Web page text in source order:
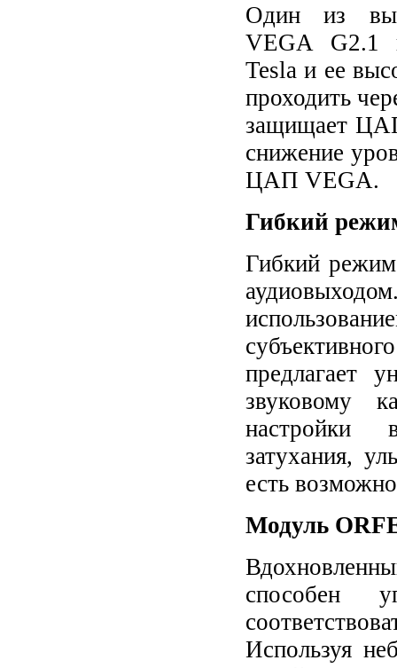
Один из
VEGA G2.1
Tesla и ее
проходить
защищает ЦАП
снижение
ЦАП VEGA.
Гибкий
Гибкий
предлагает
звуковому
настройки
затухания,
есть
Модуль
способен
Используя